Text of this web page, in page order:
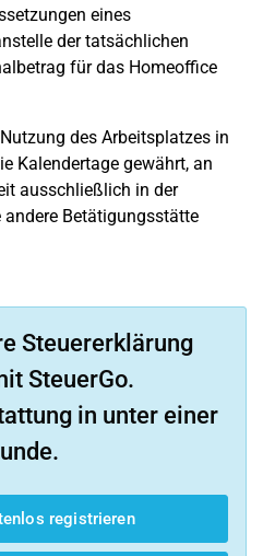
eines
der tatsächlichen
für das Homeoffice
des Arbeitsplatzes in
Kalendertage gewährt, an
ausschließlich in der
Betätigungsstätte
Steuererklärung
SteuerGo.
in unter einer
registrieren